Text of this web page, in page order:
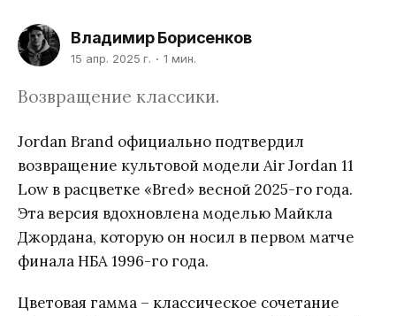
Владимир Борисенков
15 апр. 2025 г. 1 мин.
Возвращение классики.
Jordan Brand официально подтвердил
возвращение культовой модели Air Jordan 11
Low в расцветке «Bred» весной 2025-го года.
Эта версия вдохновлена моделью Майкла
Джордана, которую он носил в первом матче
финала НБА 1996-го года.
Цветовая гамма – классическое сочетание